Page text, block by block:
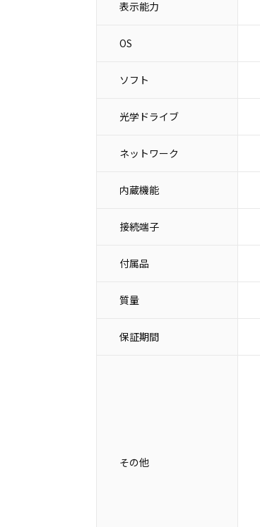
表示能力
OS
ソフト
光学ドライブ
ネットワーク
内蔵機能
接続端子
付属品
質量
保証期間
その他